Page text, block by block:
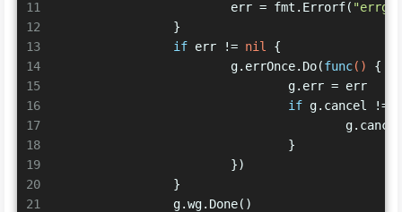
11
12
13
14
15
16
17
18
19
20
21
			err = fmt.Errorf(
		}
if err != nil
{
			g.errOnce.Do(
func()
{
				g.err = err
if g.cancel !=
				}
			})
		}
		g.wg.Done()